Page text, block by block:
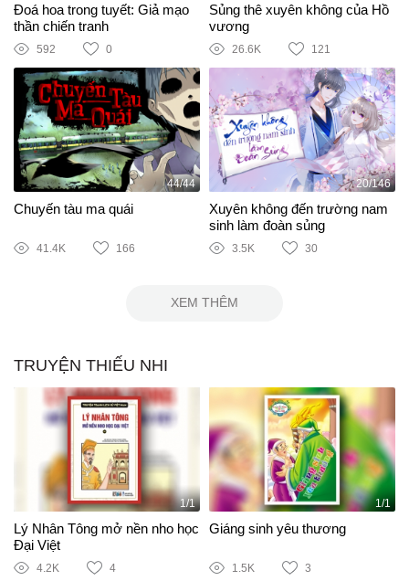
Đoá hoa trong tuyết: Giả mạo
thần chiến tranh
592 0
Sủng thê xuyên không của Hồ
vương
26.6K 121
44/44
Chuyến tàu ma quái
41.4K 166
20/146
Xuyên không đến trường nam
sinh làm đoàn sủng
3.5K 30
XEM THÊM
TRUYỆN THIẾU NHI
1/1
Lý Nhân Tông mở nền nho học
Đại Việt
4.2K 4
1/1
Giáng sinh yêu thương
1.5K 3